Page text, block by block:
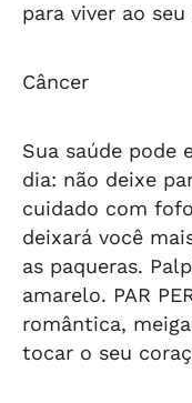
para viver ao seu
Câncer
Sua saúde pode
dia: não deixe
cuidado com
deixará você
as paqueras.
amarelo. PAR
romântica,
tocar o seu